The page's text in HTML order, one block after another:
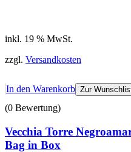
inkl. 19 % MwSt.
zzgl. Versandkosten
In den Warenkorb Zur
(0 Bewertung)
Vecchia Torre
Bag in Box